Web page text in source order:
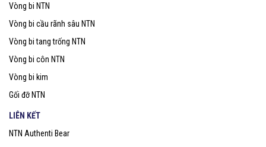
Vòng bi NTN
Vòng bi cầu rãnh sâu NTN
Vòng bi tang trống NTN
Vòng bi côn NTN
Vòng bi kim
Gối đỡ NTN
LIÊN KẾT
NTN Authenti Bear